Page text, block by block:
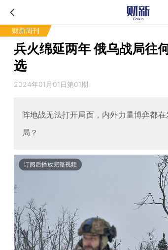
财新周刊
兵火绵延两年 俄乌战局往
选
2024年01月01日第01期
阵地战无法打开局面，内外力量博弈都
局？
订阅后播放完整视频